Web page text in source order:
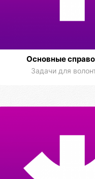
Основные
Задачи для